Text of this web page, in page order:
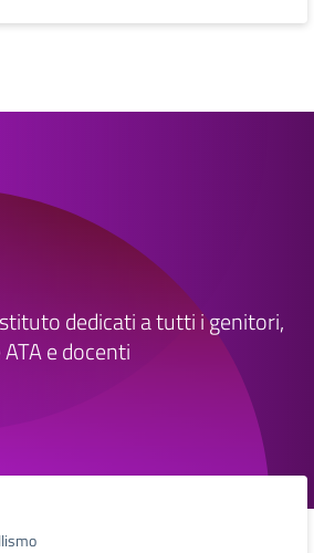
dedicati a tutti i genitori,
e docenti